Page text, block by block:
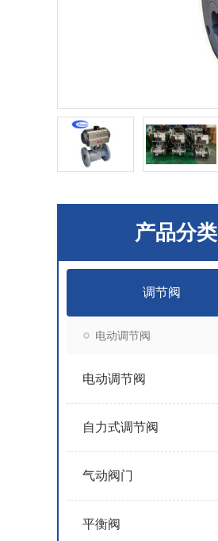
产品分类
调节阀
电动调节阀
电动调节阀
自力式调节阀
气动阀门
平衡阀